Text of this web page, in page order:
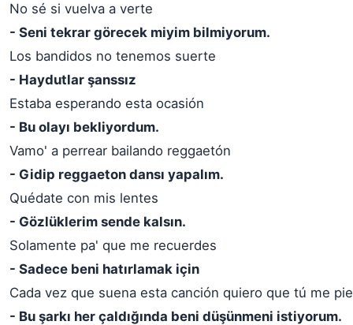
No sé si vuelva a verte
- Seni tekrar görecek miyim bilmiyorum.
Los bandidos no tenemos suerte
- Haydutlar şanssız
Estaba esperando esta ocasión
- Bu olayı bekliyordum.
Vamo' a perrear bailando reggaetón
- Gidip reggaeton dansı yapalım.
Quédate con mis lentes
- Gözlüklerim sende kalsın.
Solamente pa' que me recuerdes
- Sadece beni hatırlamak için
Cada vez que suena esta canción quiero que tú me
- Bu şarkı her çaldığında beni düşünmeni istiyorum.